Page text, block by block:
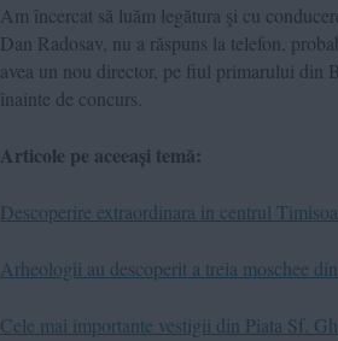
Am încercat să luăm legătura şi cu
Dan Radosav, nu a răspuns la telefon,
avea un nou director, pe fiul primarului din
înainte de concurs.
Articole pe aceeași temă:
Descoperire extraordinara in centrul
Arheologii au descoperit a treia moschee
Cele mai importante vestigii din Piata Sf.